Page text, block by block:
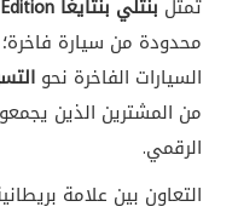
محدودة من سيارة فاخرة؛
السيارات الفاخرة نحو
من المشترين الذين
الرقمي.
التعاون بين علامة